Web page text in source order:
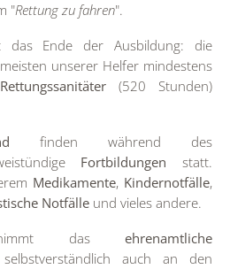
"Rettung zu fahren".
Ende der Ausbildung: die
unserer Helfer mindestens
(520 Stunden)
finden während des
Fortbildungen statt.
Medikamente, Kindernotfälle,
Notfälle und vieles andere.
das ehrenamtliche
selbstverständlich auch an den